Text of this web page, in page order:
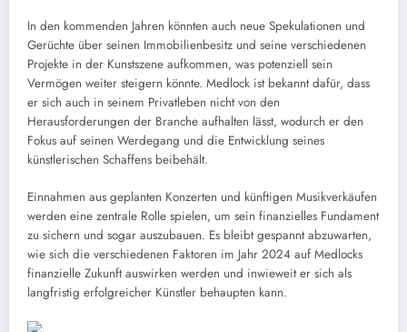
In den kommenden Jahren könnten auch neue Spekulationen und
Gerüchte über seinen Immobilienbesitz und seine verschiedenen
Projekte in der Kunstszene aufkommen, was potenziell sein
Vermögen weiter steigern könnte. Medlock ist bekannt dafür, dass
er sich auch in seinem Privatleben nicht von den
Herausforderungen der Branche aufhalten lässt, wodurch er den
Fokus auf seinen Werdegang und die Entwicklung seines
künstlerischen Schaffens beibehält.
Einnahmen aus geplanten Konzerten und künftigen Musikverkäufen
werden eine zentrale Rolle spielen, um sein finanzielles Fundament
zu sichern und sogar auszubauen. Es bleibt gespannt abzuwarten,
wie sich die verschiedenen Faktoren im Jahr 2024 auf Medlocks
finanzielle Zukunft auswirken werden und inwieweit er sich als
langfristig erfolgreicher Künstler behaupten kann.